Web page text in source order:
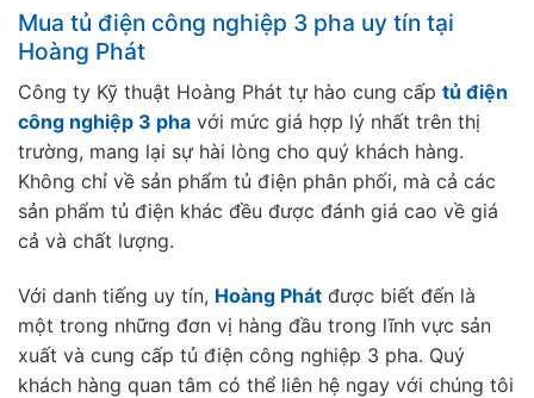
Mua tủ điện công nghiệp 3 pha uy tín tại
Hoàng Phát
Công ty Kỹ thuật Hoàng Phát tự hào cung cấp tủ điện
công nghiệp 3 pha với mức giá hợp lý nhất trên thị
trường, mang lại sự hài lòng cho quý khách hàng.
Không chỉ về sản phẩm tủ điện phân phối, mà cả các
sản phẩm tủ điện khác đều được đánh giá cao về giá
cả và chất lượng.
Với danh tiếng uy tín, Hoàng Phát được biết đến là
một trong những đơn vị hàng đầu trong lĩnh vực sản
xuất và cung cấp tủ điện công nghiệp 3 pha. Quý
khách hàng quan tâm có thể liên hệ ngay với chúng tôi